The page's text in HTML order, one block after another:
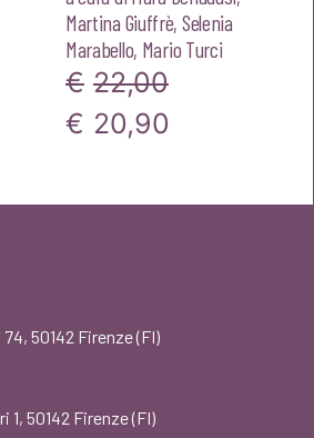
Martina Giuffrè, Selenia
Marabello, Mario Turci
€ 22,00
Il
originale
€ 20,90
attuale
50142 Firenze (FI)
1, 50142 Firenze (FI)